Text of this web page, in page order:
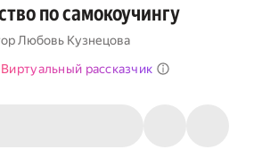
по самокоучингу
Любовь Кузнецова
рассказчик